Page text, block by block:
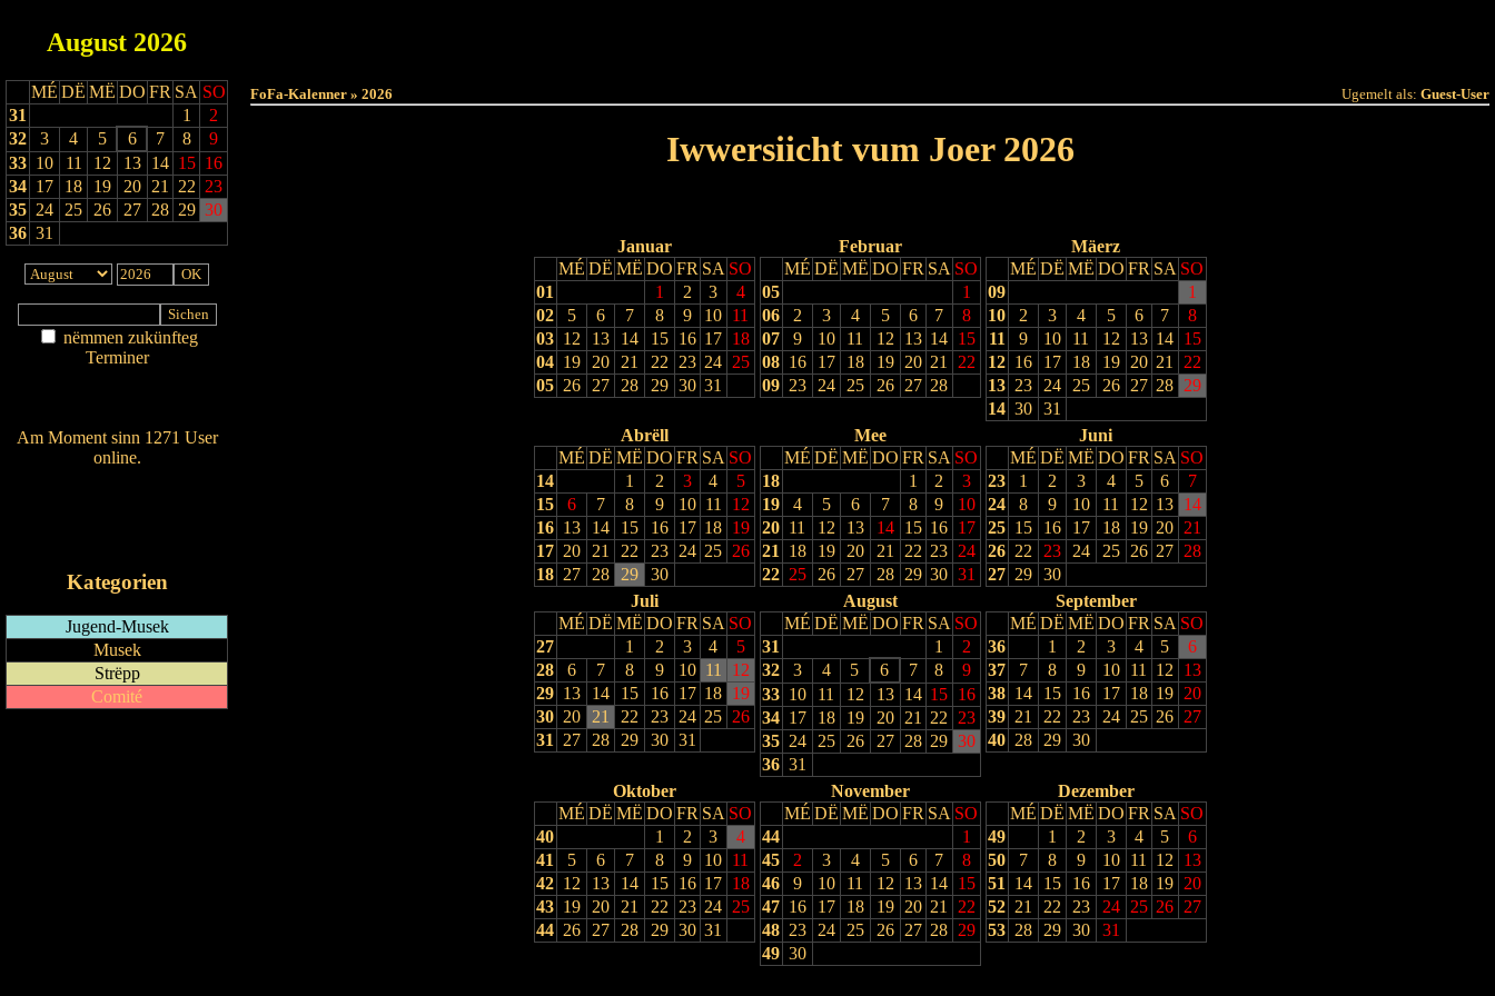
August 2026
MÉ DË MË DO FR SA SO
31
1
2
32
3 4 5 6 7 8
9
33 10 11 12 13 14 15 16
34 17 18 19 20 21 22 23
35 24 25 26 27 28 29 30
36 31
nëmmen zukünfteg
Terminer
Am Moment sinn 1271 User
online.
Kategorien
Jugend-Musek
Musek
Strëpp
Comité
FoFa-Kalenner » 2026 Ugemelt als: Guest-User
Iwwersiicht vum Joer 2026
Januar
MÉ DË MË DO FR SA SO
01
1 2 3
4
02
5 6 7 8 9 10 11
03 12 13 14 15 16 17 18
04 19 20 21 22 23 24 25
05 26 27 28 29 30 31
Februar
MÉ DË MË DO FR SA SO
05
1
06
2 3 4 5 6 7
8
07
9 10 11 12 13 14 15
08 16 17 18 19 20 21
22
09 23 24 25 26 27 28
Mäerz
MÉ DË MË DO FR SA SO
09
1
10
2 3 4 5 6 7
8
11
9 10 11 12 13 14 15
12 16 17 18 19 20 21
22
13 23 24 25 26 27 28 29
14 30
31
Abrëll
MÉ DË MË DO FR SA SO
14
1 2 3 4
5
15
6 7 8 9 10 11
12
16 13 14 15 16 17 18 19
17 20 21 22 23 24 25 26
18 27 28 29 30
Mee
MÉ DË MË DO FR SA SO
18
1 2
3
19
4 5 6 7 8 9
10
20 11 12 13 14 15 16 17
21
18 19 20 21 22 23 24
22 25 26 27 28 29 30 31
Juni
MÉ DË MË DO FR SA SO
23
1 2 3 4 5 6
7
24
8 9 10 11 12 13 14
25 15 16 17 18 19 20 21
26 22 23 24 25 26 27 28
27 29
30
Juli
MÉ DË MË DO FR SA SO
27
1 2 3 4
5
28
6 7 8 9 10 11
12
29 13 14 15 16 17 18 19
30 20 21 22 23 24 25 26
31
27 28 29 30 31
August
MÉ DË MË DO FR SA SO
31
1
2
32
3 4 5 6 7 8
9
33 10 11 12 13 14 15 16
34 17 18 19 20 21 22
23
35 24 25 26 27 28 29 30
36 31
September
MÉ DË MË DO FR SA SO
36
1 2 3 4 5
6
37
7 8 9 10 11 12
13
38 14 15 16 17 18 19 20
39 21 22 23 24 25 26 27
40 28 29 30
Oktober
MÉ DË MË DO FR SA SO
40
1 2 3
4
41
5 6 7 8 9 10 11
42 12 13 14 15 16 17 18
43 19 20 21 22 23 24 25
44 26 27 28 29 30 31
November
MÉ DË MË DO FR SA SO
44
1
45
2 3 4 5 6 7
8
46
9 10 11 12 13 14 15
47 16 17 18 19 20 21
22
48 23 24 25 26 27 28 29
49 30
Dezember
MÉ DË MË DO FR SA SO
49
1 2 3 4 5
6
50
7 8 9 10 11 12
13
51
14 15 16 17 18 19 20
52 21 22 23 24 25 26 27
53 28 29 30 31